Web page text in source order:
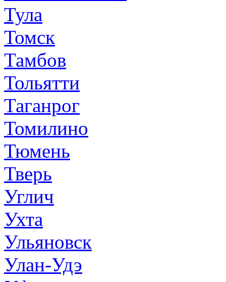
Тула
Томск
Тамбов
Тольятти
Таганрог
Томилино
Тюмень
Тверь
Углич
Ухта
Ульяновск
Улан-Удэ